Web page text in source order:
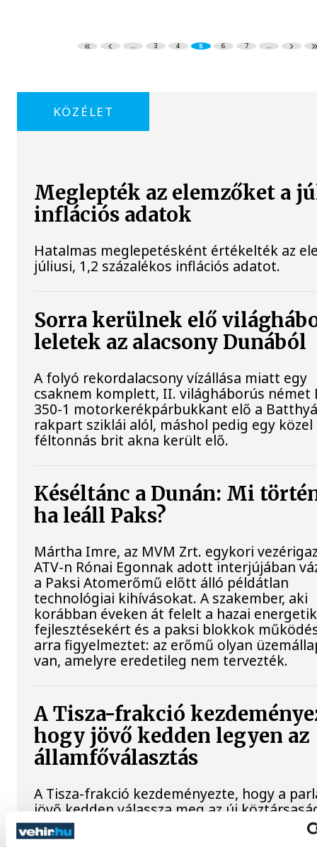
... 3 4 5 6 7 ...
KÖZÉLET
Meglepték az elemzőket a
inflációs adatok
Hatalmas meglepetésként értékelték az
júliusi, 1,2 százalékos inflációs adatot.
Sorra kerülnek elő
leletek az alacsony Dunából
A folyó rekordalacsony vízállása miatt egy
csaknem komplett, II. világháborús német
350-1 motorkerékpárbukkant elő a
rakpart sziklái alól, máshol pedig egy közel
féltonnás brit akna került elő.
Késéltánc a Dunán: Mi
ha leáll Paks?
Mártha Imre, az MVM Zrt. egykori
ATV-n Rónai Egonnak adott interjújában
a Paksi Atomerőmű előtt álló példátlan
technológiai kihívásokat. A szakember, aki
korábban éveken át felelt a hazai
fejlesztésekért és a paksi blokkok
arra figyelmeztet: az erőmű olyan
van, amelyre eredetileg nem tervezték.
A Tisza-frakció
hogy jövő kedden legyen az
államfőválasztás
A Tisza-frakció kezdeményezte, hogy a
jövő kedden válassza meg az új
elnököt.